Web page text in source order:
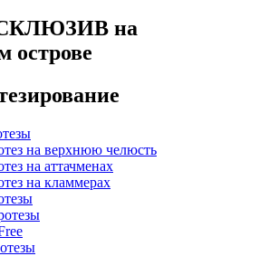
на
острове
на верхнюю челюсть
на аттачменах
на кламмерах